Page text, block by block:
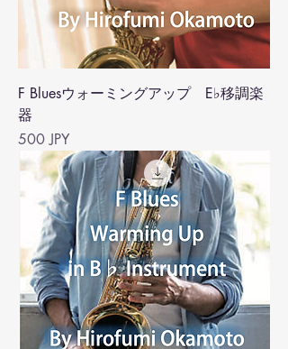
F Bluesウォーミングアップ E♭移調楽
器
Precio
500 JPY